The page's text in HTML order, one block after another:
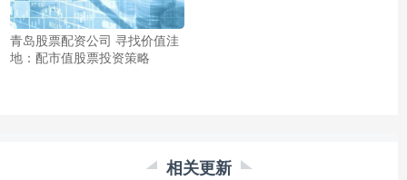
青岛股票配资公司 寻找价值洼
地：配市值股票投资策略
相关更新